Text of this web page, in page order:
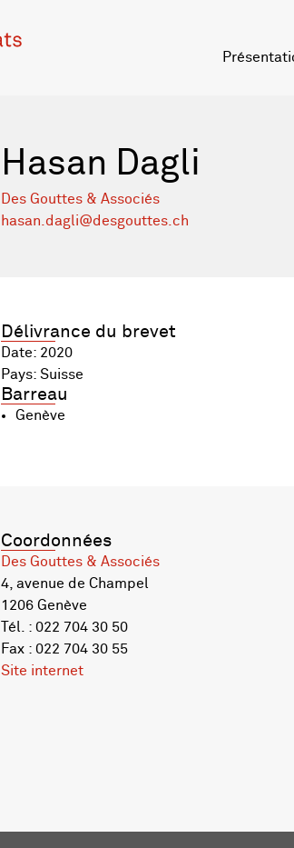
Hasan Dagli
Des Gouttes & Associés
hasan.dagli@desgouttes.ch
Délivrance du brevet
Date: 2020
Pays: Suisse
Barreau
Genève
Coordonnées
Des Gouttes & Associés
4, avenue de Champel
1206 Genève
Tél. : 022 704 30 50
Fax : 022 704 30 55
Site internet